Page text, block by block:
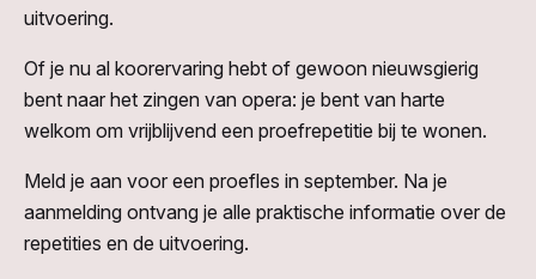
uitvoering.
Of je nu al koorervaring hebt of gewoon nieuwsgierig
bent naar het zingen van opera: je bent van harte
welkom om vrijblijvend een proefrepetitie bij te wonen.
Meld je aan voor een proefles in september. Na je
aanmelding ontvang je alle praktische informatie over de
repetities en de uitvoering.